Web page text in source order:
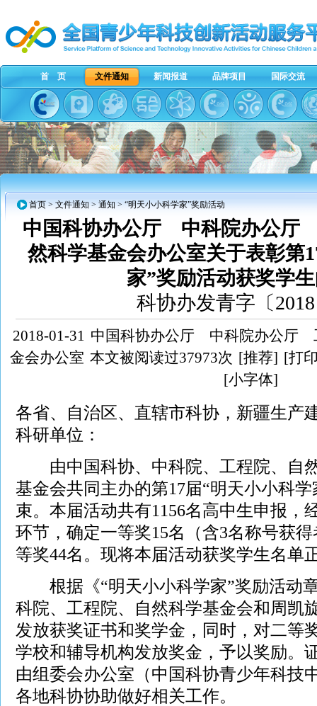
首 页 文件通知 新闻报道 品牌项目 国际交流
首页 > 文件通知 > 通知 > “明天小小科学家”奖励活动
中国科协办公厅 中科院办公
然科学基金会办公室关于表彰第
家”奖励活动获奖学
科协办发青字〔
2018-01-31 中国科协办公厅 中科院办公厅
金会办公室 本文被阅读过37973次 [推荐] [打
[小字体]
各省、自治区、直辖市科协，新疆生产
科研单位：
由中国科协、中科院、工程院、自
基金会共同主办的第17届“明天小小科
束。本届活动共有1156名高中生申报，
环节，确定一等奖15名（含3名称号获
等奖44名。现将本届活动获奖学生名单
根据《“明天小小科学家”奖励活动
科院、工程院、自然科学基金会和周凯
发放获奖证书和奖学金，同时，对二等
学校和辅导机构发放奖金，予以奖励。
由组委会办公室（中国科协青少年科技
各地科协协助做好相关工作。